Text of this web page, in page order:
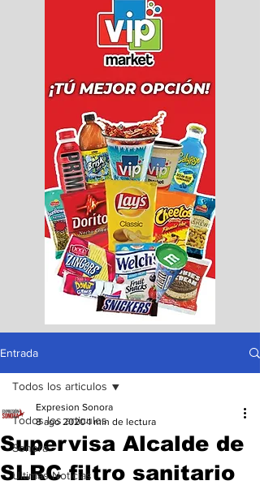
Entrada
Todos los articulos
Sonora
Ultimas Noticias
Todos los articulos
Supervisa Alcalde de
SLRC filtro sanitario
Expresion Sonora
8 ago 2020 1 min de lectura